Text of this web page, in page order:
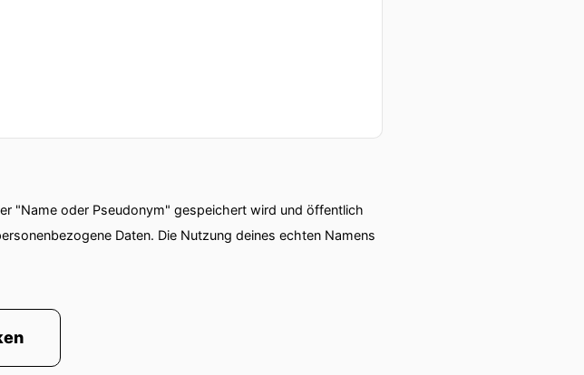
"Name oder Pseudonym" gespeichert wird und öffentlich
Daten. Die Nutzung deines echten Namens